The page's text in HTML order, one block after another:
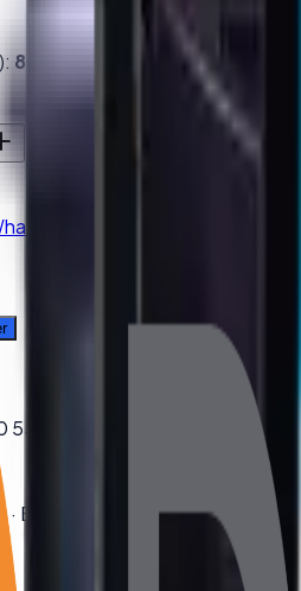
8684278856136
Sor
550 15 15
· Boy 62 cm · Yü…